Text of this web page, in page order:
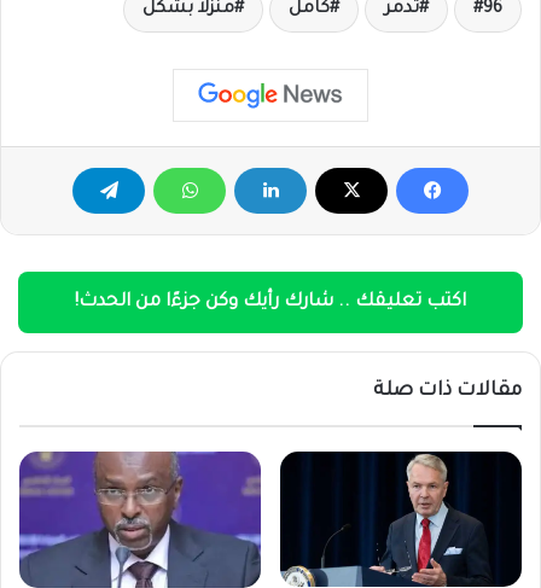
96 تدمر كامل منزلاً بشكل
اكتب تعليقك .. شارك رأيك وكن جزءًا من الحدث!
مقالات ذات صلة